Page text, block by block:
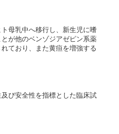
母乳中へ移行し、新生児に嗜
が他のベンゾジアゼピン系薬
ており、また黄疸を増強する
び安全性を指標とした臨床試